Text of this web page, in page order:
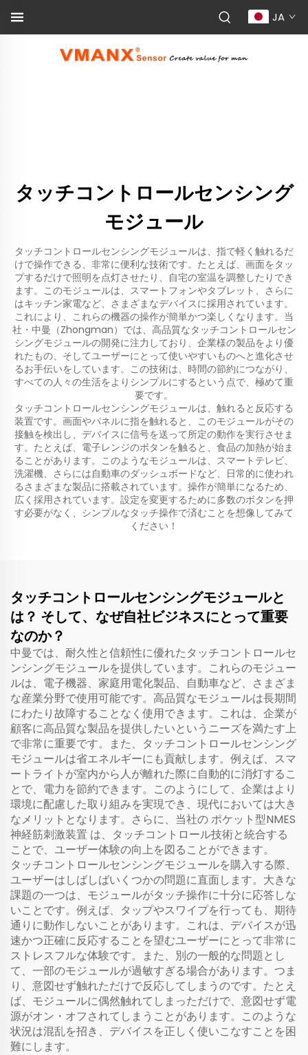
JA
タッチコントロールセンシング
モジュール
タッチコントロールセンシングモジュールは、指で軽く触れるだ
けで操作できる、非常に便利な技術です。たとえば、画面をタッ
プするだけで照明を点灯させたり、自宅の室温を調整したりでき
ます。このモジュールは、スマートフォンやタブレット、さらに
はキッチン家電など、さまざまなデバイスに採用されています。
これにより、これらの機器の操作が簡単かつ楽しくなります。当
社・中曼（Zhongman）では、高品質なタッチコントロールセン
シングモジュールの開発に注力しており、企業様の製品をより優
れたもの、そしてユーザーにとって使いやすいものへと進化させ
るお手伝いをしています。この技術は、時間の節約につながり、
すべての人々の生活をよりシンプルにするという点で、極めて重
要です。
タッチコントロールセンシングモジュールは、触れると反応する
装置です。画面やパネルに指を触れると、このモジュールがその
接触を検出し、デバイスに信号を送って所定の動作を実行させま
す。たとえば、電子レンジのボタンを触ると、食品の加熱が始ま
ることがあります。このようなモジュールは、スマートテレビ、
洗濯機、さらには自動車のダッシュボードなど、日常的に使われ
るさまざまな製品に搭載されています。操作が簡単になるため、
広く採用されています。設定を変更するために多数のボタンを押
す必要がなく、シンプルなタッチ操作で済むことを想像してみて
ください！
タッチコントロールセンシングモジュールと
は？ そして、なぜ自社ビジネスにとって重要
なのか？
中曼では、耐久性と信頼性に優れたタッチコントロールセ
ンシングモジュールを提供しています。これらのモジュー
ルは、電子機器、家庭用電化製品、自動車など、さまざま
な産業分野で使用可能です。高品質なモジュールは長期間
にわたり故障することなく使用できます。これは、企業が
顧客に高品質な製品を提供したいというニーズを満たす上
で非常に重要です。また、タッチコントロールセンシング
モジュールは省エネルギーにも貢献します。例えば、スマ
ートライトが室内から人が離れた際に自動的に消灯するこ
とで、電力を節約できます。このようにして、企業はより
環境に配慮した取り組みを実現でき、現代においては大き
なメリットとなります。さらに、当社のポケット型NMES
神経筋刺激装置 は、タッチコントロール技術と統合する
ことで、ユーザー体験の向上を図ることができます。
タッチコントロールセンシングモジュールを購入する際、
ユーザーはしばしばいくつかの問題に直面します。大きな
課題の一つは、モジュールがタッチ操作に十分に応答しな
いことです。例えば、タップやスワイプを行っても、期待
通りに動作しないことがあります。これは、デバイスが迅
速かつ正確に反応することを望むユーザーにとって非常に
ストレスフルな体験です。また、別の一般的な問題とし
て、一部のモジュールが過敏すぎる場合があります。つま
り、意図せず触れただけで反応してしまうのです。たとえ
ば、モジュールに偶然触れてしまっただけで、意図せず電
源がオン・オフされてしまうことがあります。このような
状況は混乱を招き、デバイスを正しく使いこなすことを困
難にします。